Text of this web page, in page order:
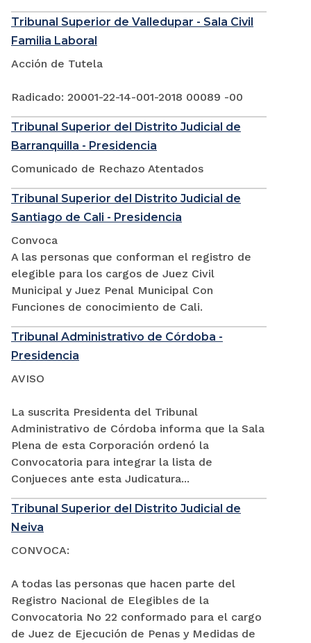
Tribunal Superior de Valledupar - Sala Civil
Familia Laboral
Acción de Tutela
Radicado: 20001-22-14-001-2018 00089 -00
Tribunal Superior del Distrito Judicial de
Barranquilla - Presidencia
Comunicado de Rechazo Atentados
Tribunal Superior del Distrito Judicial de
Santiago de Cali - Presidencia
Convoca
A las personas que conforman el registro de
elegible para los cargos de Juez Civil
Municipal y Juez Penal Municipal Con
Funciones de conocimiento de Cali.
Tribunal Administrativo de Córdoba -
Presidencia
AVISO
La suscrita Presidenta del Tribunal
Administrativo de Córdoba informa que la Sala
Plena de esta Corporación ordenó la
Convocatoria para integrar la lista de
Conjueces ante esta Judicatura...
Tribunal Superior del Distrito Judicial de
Neiva
CONVOCA:
A todas las personas que hacen parte del
Registro Nacional de Elegibles de la
Convocatoria No 22 conformado para el cargo
de Juez de Ejecución de Penas y Medidas de